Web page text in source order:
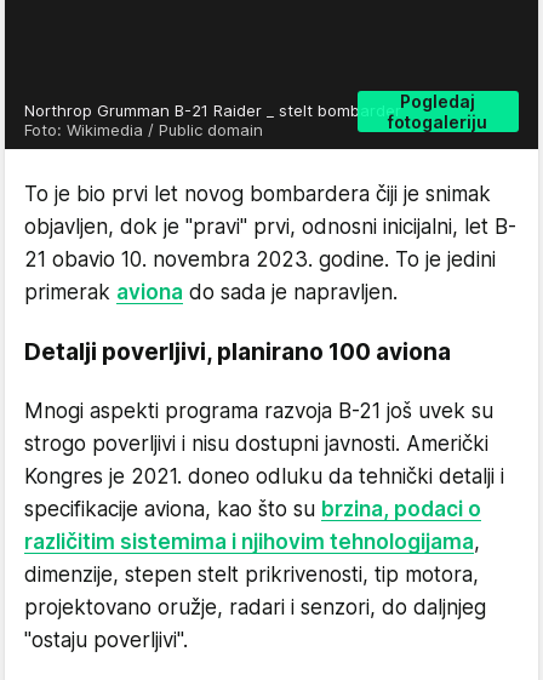
Pogledaj
fotogaleriju
Northrop Grumman B-21 Raider _ stelt bombarder
Foto: Wikimedia / Public domain
To je bio prvi let novog bombardera čiji je snimak
objavljen, dok je "pravi" prvi, odnosni inicijalni, let B-
21 obavio 10. novembra 2023. godine. To je jedini
primerak aviona do sada je napravljen.
Detalji poverljivi, planirano 100 aviona
Mnogi aspekti programa razvoja B-21 još uvek su
strogo poverljivi i nisu dostupni javnosti. Američki
Kongres je 2021. doneo odluku da tehnički detalji i
specifikacije aviona, kao što su brzina, podaci o
različitim sistemima i njihovim tehnologijama,
dimenzije, stepen stelt prikrivenosti, tip motora,
projektovano oružje, radari i senzori, do daljnjeg
"ostaju poverljivi".